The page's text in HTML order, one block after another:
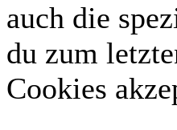
auch die
du zum
Cookies